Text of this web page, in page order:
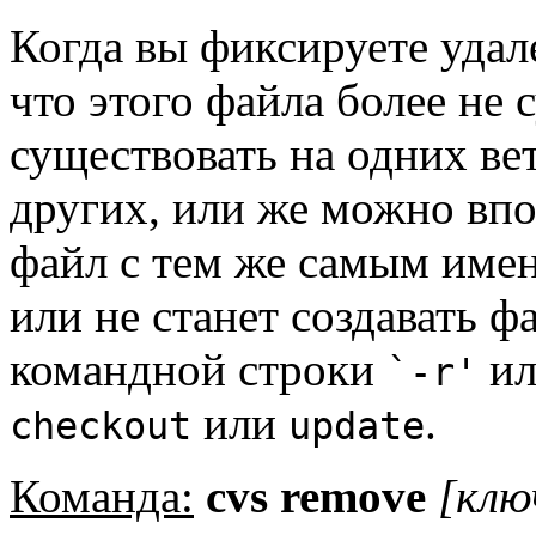
Когда вы фиксируете
что этого файла более
существовать на одних
других, или же можно
файл с тем же самым
или не станет создавать
командной строки `-r'
checkout или update.
Команда: cvs remove